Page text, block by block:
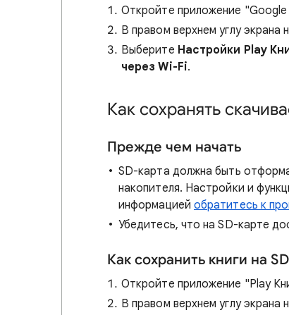
Откройте приложение "Google
В правом верхнем углу
Выберите Настройки Play
через Wi-Fi.
Как сохранять
Прежде чем начать
SD-карта должна быть
накопителя. Настройки и
информацией обратитесь к
Убедитесь, что на SD-карте
Как сохранить книги на
Откройте приложение "Play
В правом верхнем углу